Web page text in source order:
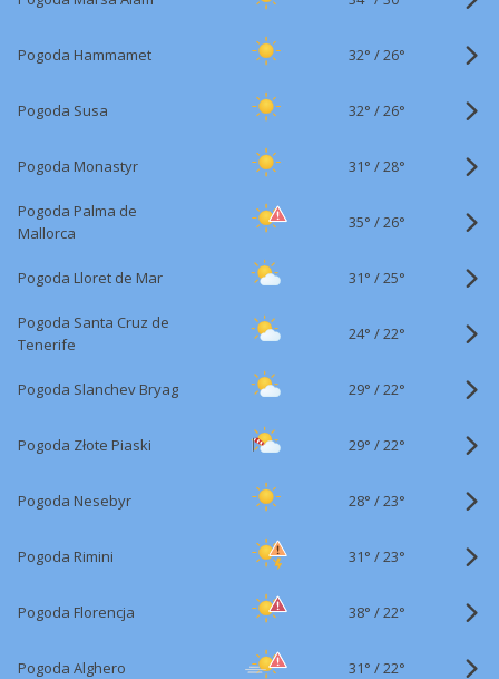
Pogoda Hammamet 32° /26°
Pogoda Susa 32° /26°
Pogoda Monastyr 31° /28°
Pogoda Palma de
Mallorca
35° /26°
Pogoda Lloret de Mar 31° /25°
Pogoda Santa Cruz de
Tenerife
24° /22°
Pogoda Slanchev Bryag 29° /22°
Pogoda Złote Piaski 29° /22°
Pogoda Nesebyr 28° /23°
Pogoda Rimini 31° /23°
Pogoda Florencja 38° /22°
Pogoda Alghero 31° /22°